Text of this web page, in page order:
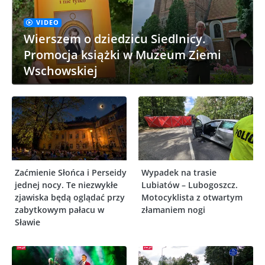
VIDEO
Wierszem o dziedzicu Siedlnicy.
Promocja książki w Muzeum Ziemi
Wschowskiej
Zaćmienie Słońca i Perseidy
jednej nocy. Te niezwykłe
zjawiska będą oglądać przy
zabytkowym pałacu w
Sławie
Wypadek na trasie
Lubiatów – Lubogoszcz.
Motocyklista z otwartym
złamaniem nogi